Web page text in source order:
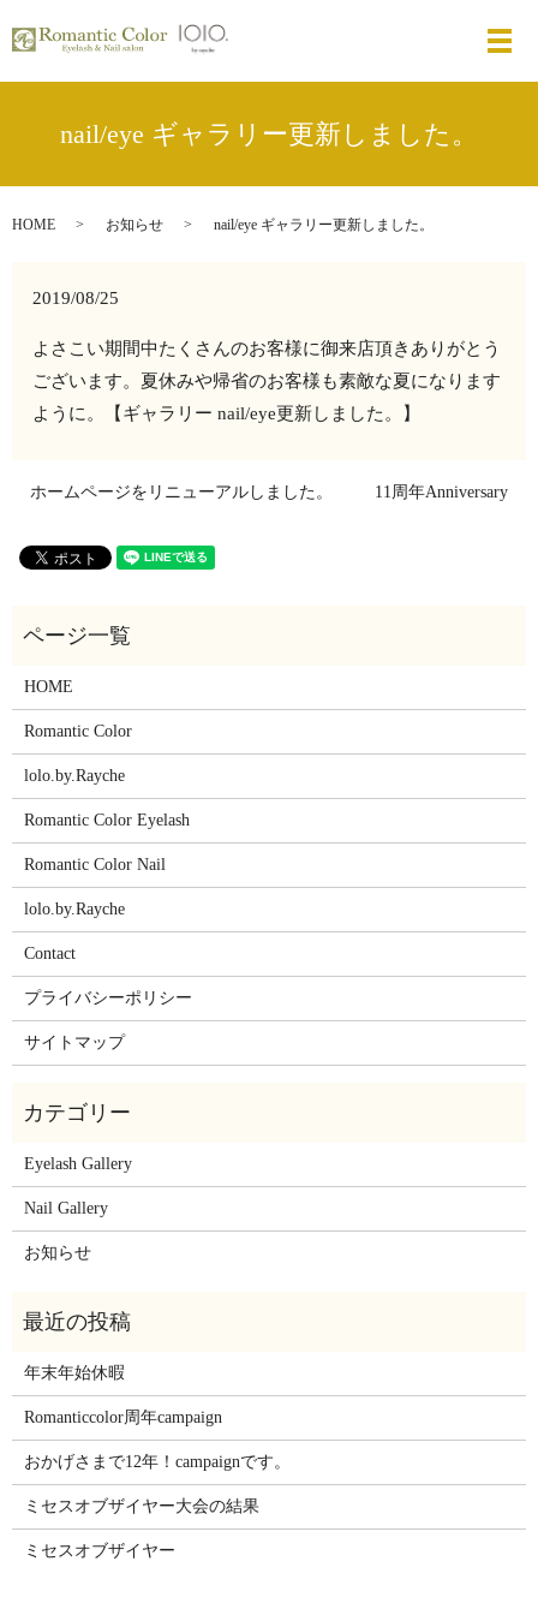
メ
nail/eye ギャラリー更新しました。
HOME お知らせ nail/eye ギャラリー更新しました。
2019/08/25
よさこい期間中たくさんのお客様に御来店頂きありがとう
ございます。夏休みや帰省のお客様も素敵な夏になります
ように。【ギャラリー nail/eye更新しました。】
ホームページをリニューアルしました。 11周年Anniversary
HOME
Romantic Color
lolo.by.Rayche
Romantic Color Eyelash
Romantic Color Nail
lolo.by.Rayche
Contact
プライバシーポリシー
サイトマップ
Eyelash Gallery
Nail Gallery
お知らせ
年末年始休暇
Romanticcolor周年campaign
おかげさまで12年！campaignです。
ミセスオブザイヤー大会の結果
ミセスオブザイヤー